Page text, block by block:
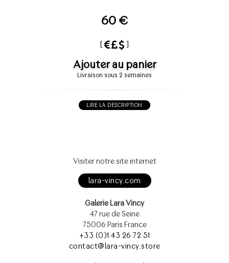
60 €
[ ]
Ajouter au panier
Livraison sous 2 semaines
LIRE LA DESCRIPTION
Visiter notre site internet
lara-vincy.com
Galerie Lara Vincy
47 rue de Seine
75006 Paris France
+33 (0)1 43 26 72 51
contact@lara-vincy.store